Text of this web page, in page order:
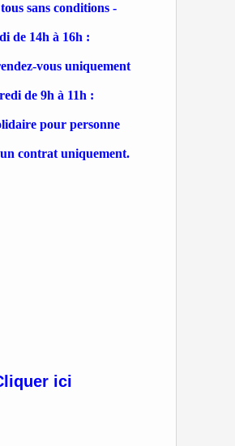
sans conditions -
de 14h à 16h :
vous uniquement
de 9h à 11h :
pour personne
contrat uniquement.
ici